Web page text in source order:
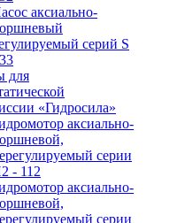
аксиально-
серий S
для
«Гидросила»
аксиально-
cерии
- 112
аксиально-
cерии